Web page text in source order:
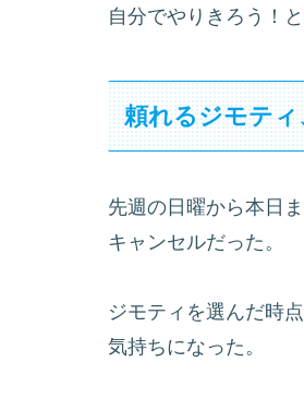
自分でやりきろう！
頼れるジモテ
先週の日曜から本日
キャンセルだった。
ジモティを選んだ時
気持ちになった。